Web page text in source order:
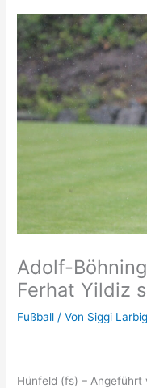
Adolf-
Ferhat Yildiz
Fußball / Von Siggi
Hünfeld (fs) –